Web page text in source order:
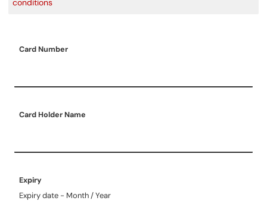
conditions
Card Number
Card Holder Name
Expiry
Expiry date - Month / Year